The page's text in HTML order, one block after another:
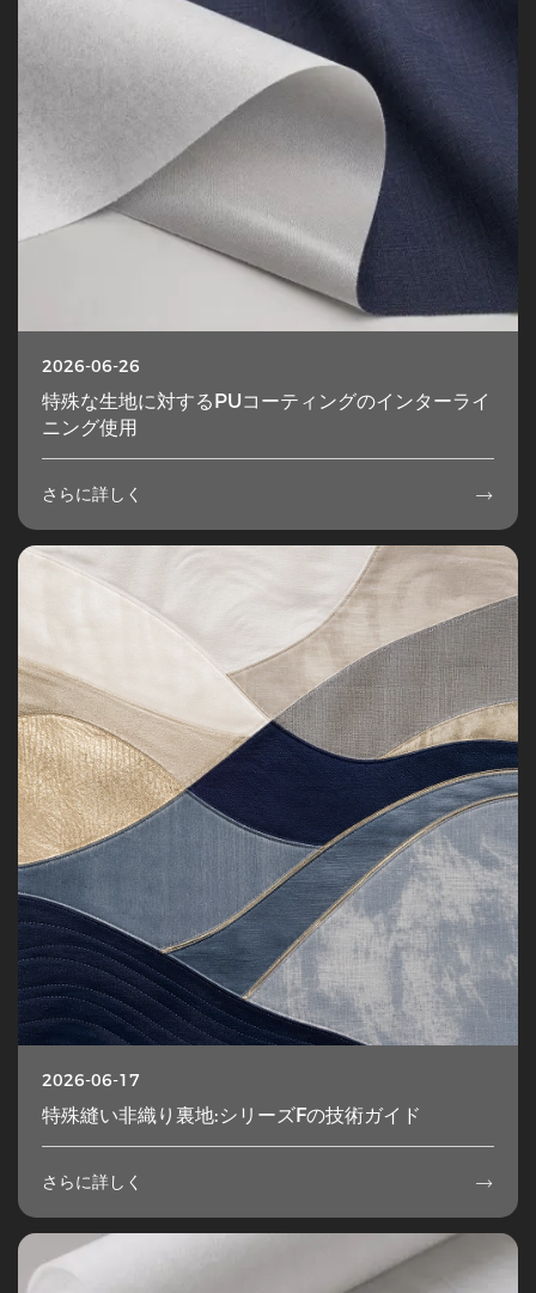
2026-06-26
特殊な生地に対するPUコーティングのインターライ
ニング使用
さらに詳しく 
2026-06-17
特殊縫い非織り裏地:シリーズFの技術ガイド
さらに詳しく 